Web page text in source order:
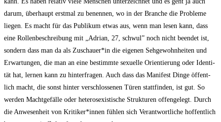
dar­um, über­haupt erst­mal zu benen­nen, wo in der Bran­che die Pro­ble­me
lie­gen. Es macht für das Publi­kum etwas aus, wenn man lesen kann, dass
eine Rol­len­be­schrei­bung mit „Adri­an, 27, schwul” noch nicht been­det ist,
son­dern dass man da als Zuschauer*in die eige­nen Seh­ge­wohn­hei­ten und
Erwar­tun­gen, die man an eine bestimm­te sexu­el­le Ori­en­tie­rung oder Iden­ti­
tät hat, ler­nen kann zu hin­ter­fra­gen. Auch dass das Mani­fest Din­ge öffent­
lich macht, die sonst hin­ter ver­schlos­se­nen Türen statt­fin­den, ist gut. So
wer­den Macht­ge­fäl­le oder hete­ro­se­xis­ti­sche Struk­tu­ren offen­ge­legt. Durch
die Anwe­sen­heit von Kritiker*innen füh­len sich Ver­ant­wort­li­che hof­fent­lich